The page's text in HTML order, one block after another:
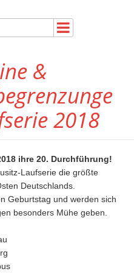
&
2018
ihre 20. Durchführung!
Laufserie die größte
Deutschlands.
Geburtstag und werden sich
besonders Mühe geben.